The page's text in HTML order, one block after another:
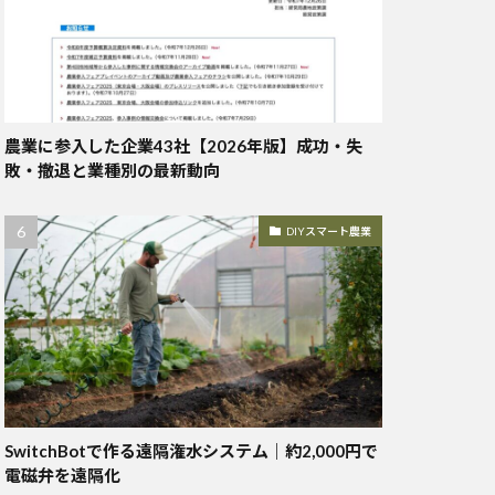
農業に参入した企業43社【2026年版】成功・失
敗・撤退と業種別の最新動向
DIYスマート農業
SwitchBotで作る遠隔潅水システム｜約2,000円で
電磁弁を遠隔化